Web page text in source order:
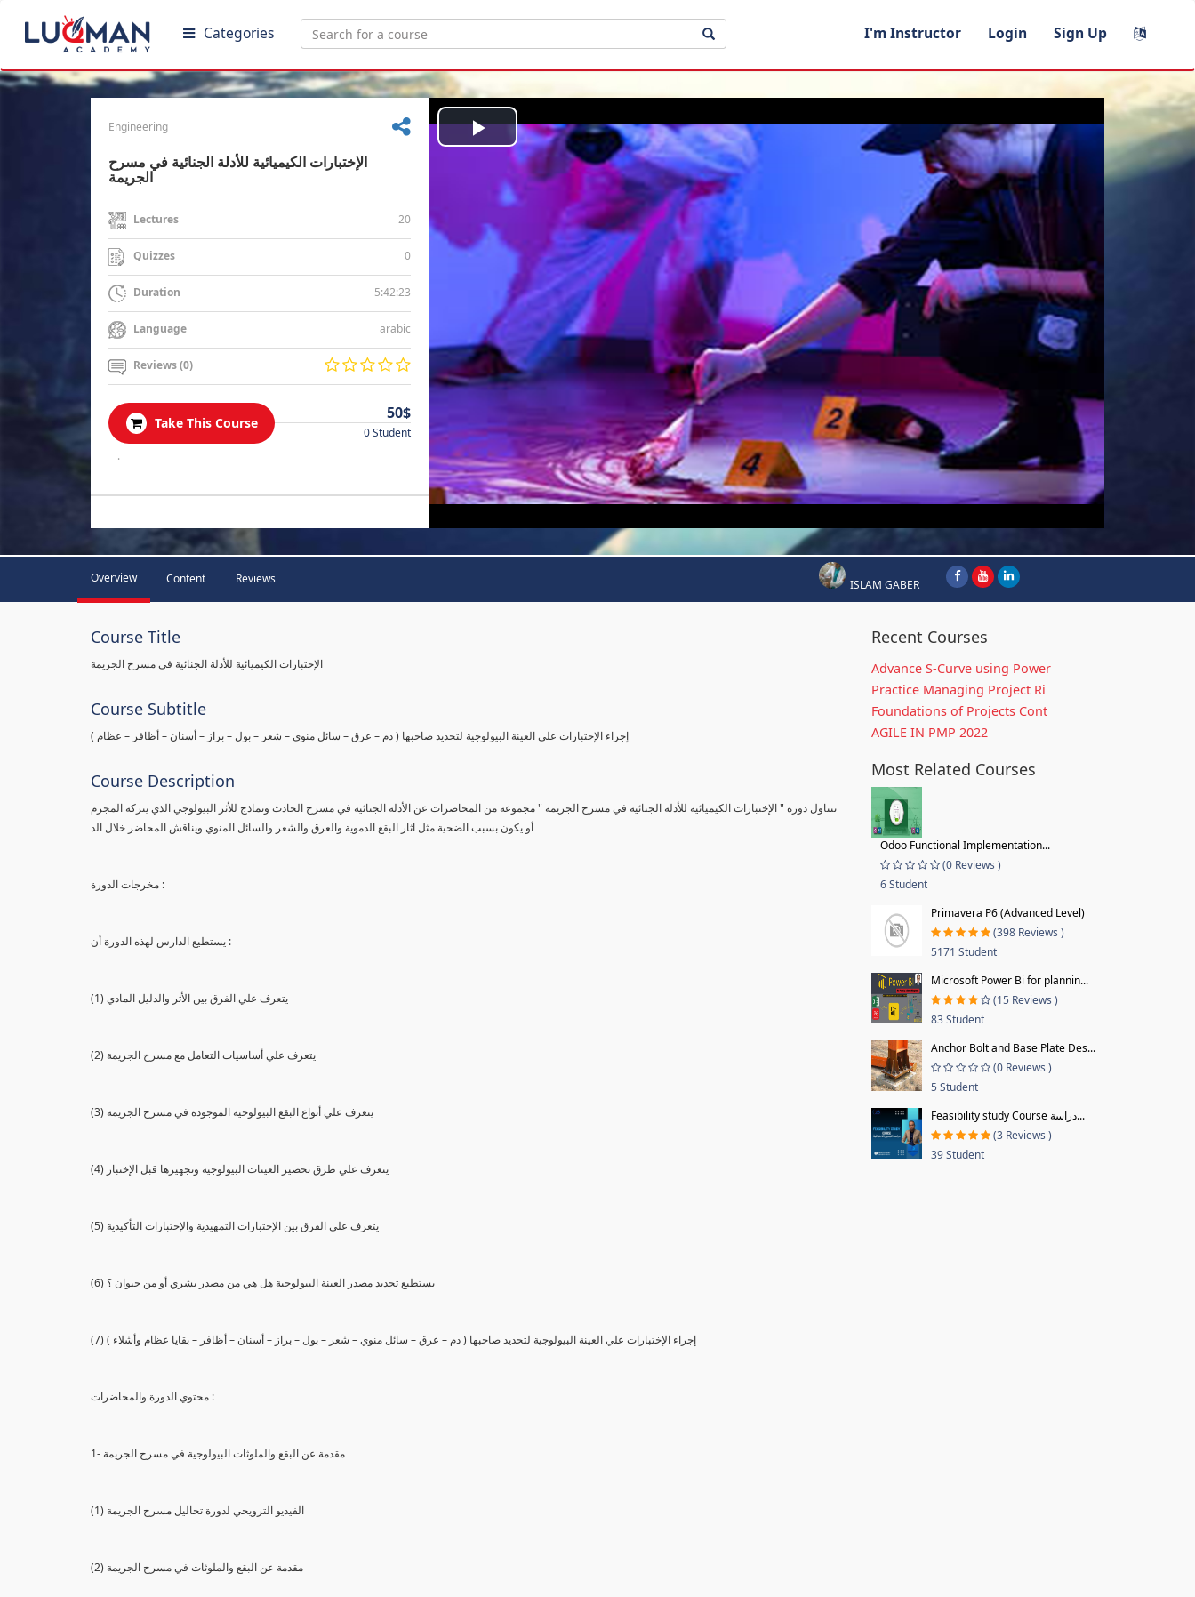
Categories I'm Instructor Login Sign Up
Engineering
الإختبارات الكيميائية للأدلة الجنائية في مسرح
الجريمة
Lectures 20
Quizzes 0
Duration 5:42:23
Language arabic
Reviews (0)
Take This Course
50$
0 Student
.
Play
Video
Overview Content Reviews ISLAM GABER
Course Title
الإختبارات الكيميائية للأدلة الجنائية في مسرح الجريمة
Course Subtitle
( إجراء الإختبارات علي العينة البيولوجية لتحديد صاحبها ( دم – عرق – سائل منوي – شعر – بول – براز – أسنان – أظافر – عظام
Course Description
تتناول دورة " الإختبارات الكيميائية للأدلة الجنائية في مسرح الجريمة " مجموعة من المحاضرات عن الأدلة الجنائية في مسرح الحادث ونماذج للأثر البيولوجي الذي يتركه المجرم
أو يكون بسبب الضحية مثل اثار البقع الدموية والعرق والشعر والسائل المنوي ويناقش المحاضر خلال الد
مخرجات الدورة :
يستطيع الدارس لهذه الدورة أن :
(1) يتعرف علي الفرق بين الأثر والدليل المادي
(2) يتعرف علي أساسيات التعامل مع مسرح الجريمة
(3) يتعرف علي أنواع البقع البيولوجية الموجودة في مسرح الجريمة
(4) يتعرف علي طرق تحضير العينات البيولوجية وتجهيزها قبل الإختبار
(5) يتعرف علي الفرق بين الإختبارات التمهيدية والإختبارات التأكيدية
(6) يستطيع تحديد مصدر العينة البيولوجية هل هي من مصدر بشري أو من حيوان ؟
(7) إجراء الإختبارات علي العينة البيولوجية لتحديد صاحبها ( دم – عرق – سائل منوي – شعر – بول – براز – أسنان – أظافر – بقايا عظام وأشلاء )
محتوي الدورة والمحاضرات :
1- مقدمة عن البقع والملوثات البيولوجية في مسرح الجريمة
(1) الفيديو الترويجي لدورة تحاليل مسرح الجريمة
(2) مقدمة عن البقع والملوثات في مسرح الجريمة
Recent Courses
Advance S-Curve using Power
Practice Managing Project Ri
Foundations of Projects Cont
AGILE IN PMP 2022
Most Related Courses
Odoo Functional Implementation...
(0 Reviews )
6 Student
Primavera P6 (Advanced Level)
(398 Reviews )
5171 Student
Microsoft Power Bi for plannin...
(15 Reviews )
83 Student
Anchor Bolt and Base Plate Des...
(0 Reviews )
5 Student
Feasibility study Course دراسة...
(3 Reviews )
39 Student